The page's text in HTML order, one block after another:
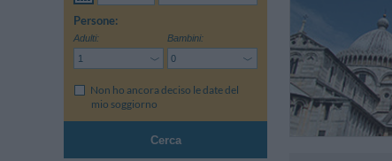
Persone:
Adulti: Bambini:
Non ho ancora deciso le date del
mio soggiorno
Cerca